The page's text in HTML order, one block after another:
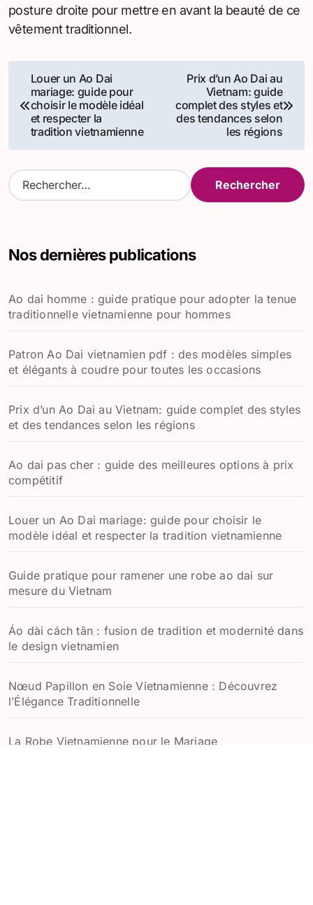
posture droite pour mettre en avant la beauté de ce
vêtement traditionnel.
Navigation
de
l’article
Louer un Ao Dai
mariage: guide pour
choisir le modèle idéal
et respecter la
tradition vietnamienne
Prix d’un Ao Dai au
Vietnam: guide
complet des styles et
des tendances selon
les régions
R
e
r
e
r
Nos dernières publications
Ao dai homme : guide pratique pour adopter la tenue
traditionnelle vietnamienne pour hommes
Patron Ao Dai vietnamien pdf : des modèles simples
et élégants à coudre pour toutes les occasions
Prix d’un Ao Dai au Vietnam: guide complet des styles
et des tendances selon les régions
Ao dai pas cher : guide des meilleures options à prix
compétitif
Louer un Ao Dai mariage: guide pour choisir le
modèle idéal et respecter la tradition vietnamienne
Guide pratique pour ramener une robe ao dai sur
mesure du Vietnam
Áo dài cách tân : fusion de tradition et modernité dans
le design vietnamien
Nœud Papillon en Soie Vietnamienne : Découvrez
l’Élégance Traditionnelle
La Robe Vietnamienne pour le Mariage